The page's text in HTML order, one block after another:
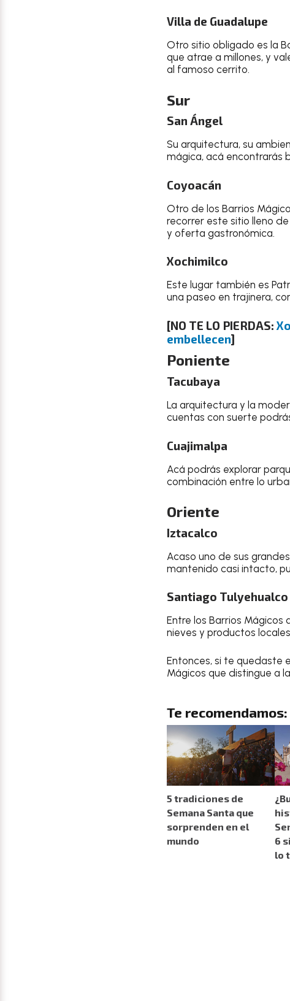
Villa de Guadalupe
Otro sitio obligado es la
que atrae a millones, y
al famoso cerrito.
Sur
San Ángel
Su arquitectura, su
mágica, acá encontrarás
Coyoacán
Otro de los Barrios
recorrer este sitio lleno
y oferta gastronómica.
Xochimilco
Este lugar también es
una paseo en trajinera,
[NO TE LO PIERDAS:
embellecen]
Poniente
Tacubaya
La arquitectura y la
cuentas con suerte
Cuajimalpa
Acá podrás explorar
combinación entre lo
Oriente
Iztacalco
Acaso uno de sus
mantenido casi intacto,
Santiago Tulyehualco
Entre los Barrios Mágicos
nieves y productos
Entonces, si te quedaste
Mágicos que distingue a
Te recomendamos:
5 tradiciones de
Semana Santa que
sorprenden en el
mundo
6
lo